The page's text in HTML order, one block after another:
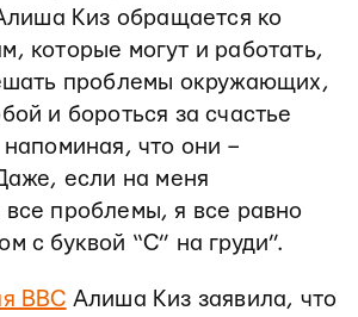
Киз обращается ко
которые могут и работать,
проблемы окружающих,
и бороться за счастье
что они –
если на меня
проблемы, я все равно
с буквой “С” на груди”.
BBC Алиша Киз заявила, что